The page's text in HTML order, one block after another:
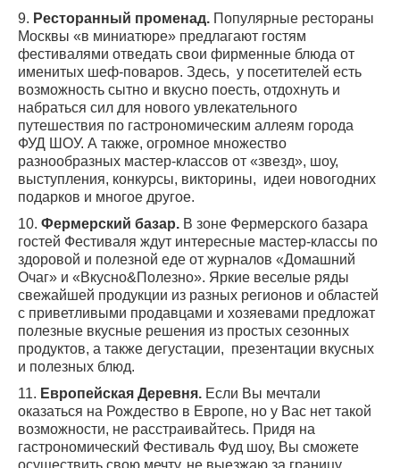
9. Ресторанный променад. Популярные рестораны
Москвы «в миниатюре» предлагают гостям
фестивалями отведать свои фирменные блюда от
именитых шеф-поваров. Здесь, у посетителей есть
возможность сытно и вкусно поесть, отдохнуть и
набраться сил для нового увлекательного
путешествия по гастрономическим аллеям города
ФУД ШОУ. А также, огромное множество
разнообразных мастер-классов от «звезд», шоу,
выступления, конкурсы, викторины, идеи новогодних
подарков и многое другое.
10. Фермерский базар. В зоне Фермерского базара
гостей Фестиваля ждут интересные мастер-классы по
здоровой и полезной еде от журналов «Домашний
Очаг» и «Вкусно&Полезно». Яркие веселые ряды
свежайшей продукции из разных регионов и областей
с приветливыми продавцами и хозяевами предложат
полезные вкусные решения из простых сезонных
продуктов, а также дегустации, презентации вкусных
и полезных блюд.
11. Европейская Деревня. Если Вы мечтали
оказаться на Рождество в Европе, но у Вас нет такой
возможности, не расстраивайтесь. Придя на
гастрономический Фестиваль Фуд шоу, Вы сможете
осуществить свою мечту, не выезжаю за границу.